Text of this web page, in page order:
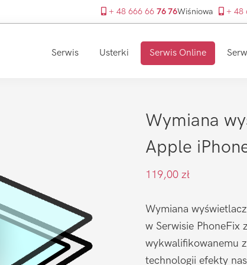
+ 48 666 66 76 76Wiśniowa + 48
Serwis Usterki Serwis Online
Wymiana
Apple
119,00 zł
Wymiana
w Serwisie
wykwalifikowanemu
technologii efekty